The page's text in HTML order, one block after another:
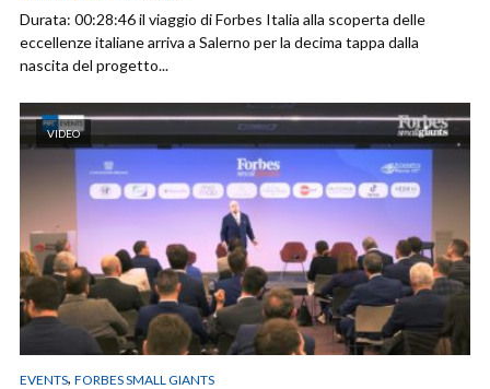
Durata: 00:28:46 il viaggio di Forbes Italia alla scoperta delle
eccellenze italiane arriva a Salerno per la decima tappa dalla
nascita del progetto...
VIDEO
EVENTS, FORBES SMALL GIANTS